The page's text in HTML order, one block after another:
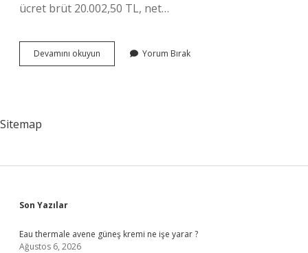
ücret brüt 20.002,50 TL, net…
Devamını okuyun
Ücretin
Yorum Bırak
Sitemap
Sidebar
Son Yazılar
Eau thermale avene güneş kremi ne işe yarar ?
Ağustos 6, 2026